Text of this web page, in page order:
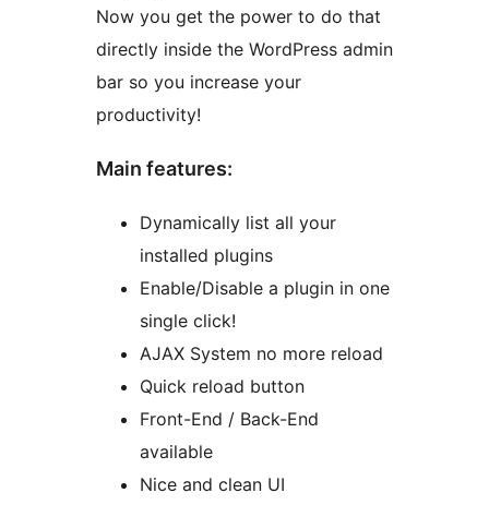
Now you get the power to do that
directly inside the WordPress admin
bar so you increase your
productivity!
Main features:
Dynamically list all your
installed plugins
Enable/Disable a plugin in one
single click!
AJAX System no more reload
Quick reload button
Front-End / Back-End
available
Nice and clean UI